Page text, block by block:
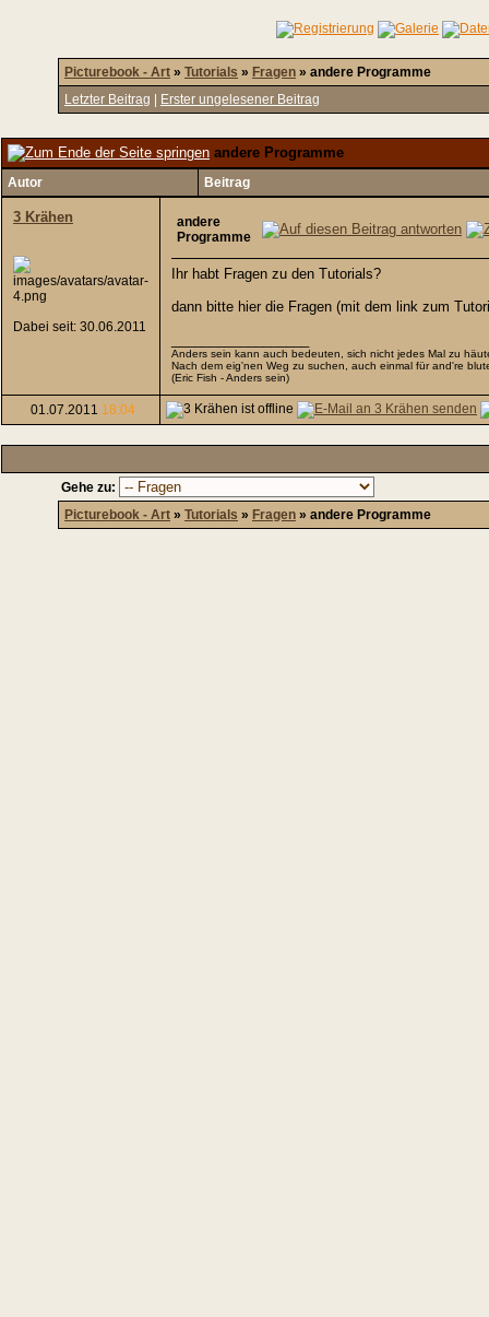
Picturebook - Art » Tutorials » Fragen » andere Programme
Letzter Beitrag
Erster ungelesener Beitrag
andere Programme
Autor Beitrag
3 Krähen
Dabei seit: 30.06.2011
andere
Programme
Ihr habt Fragen zu den Tutorials?
dann bitte hier die Fragen (mit dem link zum
Anders sein kann auch bedeuten, sich nicht jedes Mal zu
Nach dem eig'nen Weg zu suchen, auch einmal für and're
(Eric Fish - Anders sein)
01.07.2011 18:04
Gehe zu:
Picturebook - Art » Tutorials » Fragen » andere Programme